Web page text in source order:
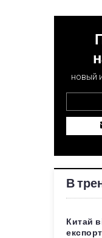
новый
В
Китай